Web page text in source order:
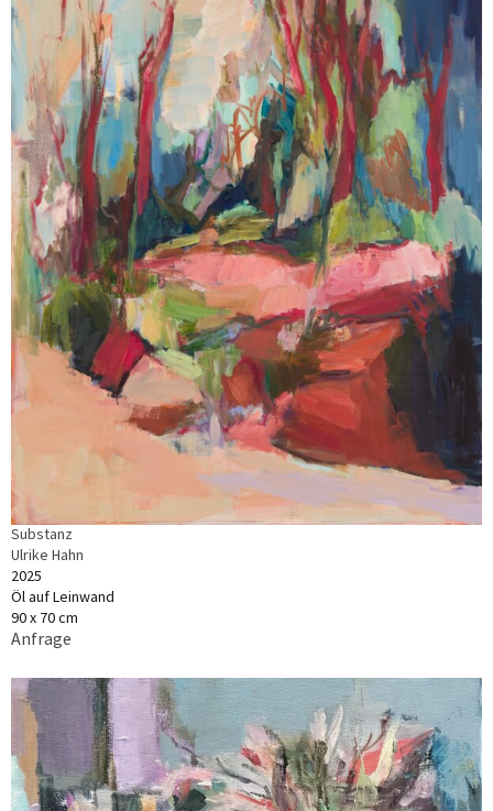
Substanz
Ulrike Hahn
2025
Öl auf Leinwand
90 x 70 cm
Anfrage